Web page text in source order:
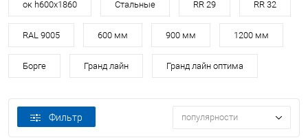
ок h600х1860 Стальные RR 29 RR 32
RAL 9005 600 мм 900 мм 1200 мм
Борге Гранд лайн Гранд лайн оптима
Фильтр популярности